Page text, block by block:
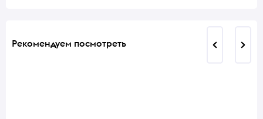
Рекомендуем посмотреть